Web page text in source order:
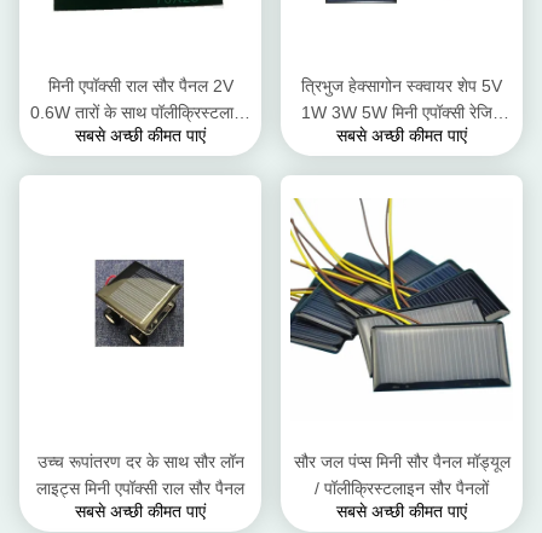
मिनी एपॉक्सी राल सौर पैनल 2V
0.6W तारों के साथ पॉलीक्रिस्टलाइन
सिलिकॉन बोर्ड DIY बैटरी सौर
सबसे अच्छी कीमत पाएं
त्रिभुज हेक्सागोन स्क्वायर शेप 5V
1W 3W 5W मिनी एपॉक्सी रेजिन
सोलर पैनल फॉर सोलर टॉयससोलेटर
सबसे अच्छी कीमत पाएं
उच्च रूपांतरण दर के साथ सौर लॉन
लाइट्स मिनी एपॉक्सी राल सौर पैनल
सबसे अच्छी कीमत पाएं
सौर जल पंप्स मिनी सौर पैनल मॉड्यूल
/ पॉलीक्रिस्टलाइन सौर पैनलों
सबसे अच्छी कीमत पाएं